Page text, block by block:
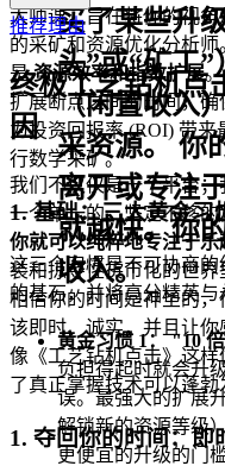
买了某些升
头”或“矿工”
（闲置收入
采资源。你
离开或专注
就越快。你
收入。
大师课，旨在将你的视
的采矿和资源优化分析
是资源效率和指数扩展
扩展断点之间的时间，
为投资回报率 (ROI) 带
行数学采矿。
1. 基础：三大黄金习
这三个习惯是不可协商
的基石，并将高分精英
黄金习惯 1： "10
负担得起时就会升
误。最强大的扩展
解锁新的资源等级
更便宜的升级的门
推荐理由
终极工艺钻机点
因
我们不仅仅是一个平台
一个单一的、坚定不移的
你就可以纯粹地专注于乐
装和掠夺性货币化的世
相信你的时间是神圣的
该即时、诚实，并且让
像《工艺钻机点击》这
了真正掌握技术可以蓬勃
1. 夺回你的时间：即